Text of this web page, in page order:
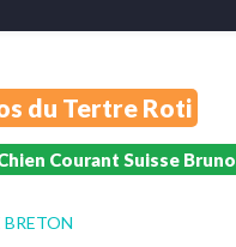
du Tertre Roti
Courant Suisse Bruno
BRETON